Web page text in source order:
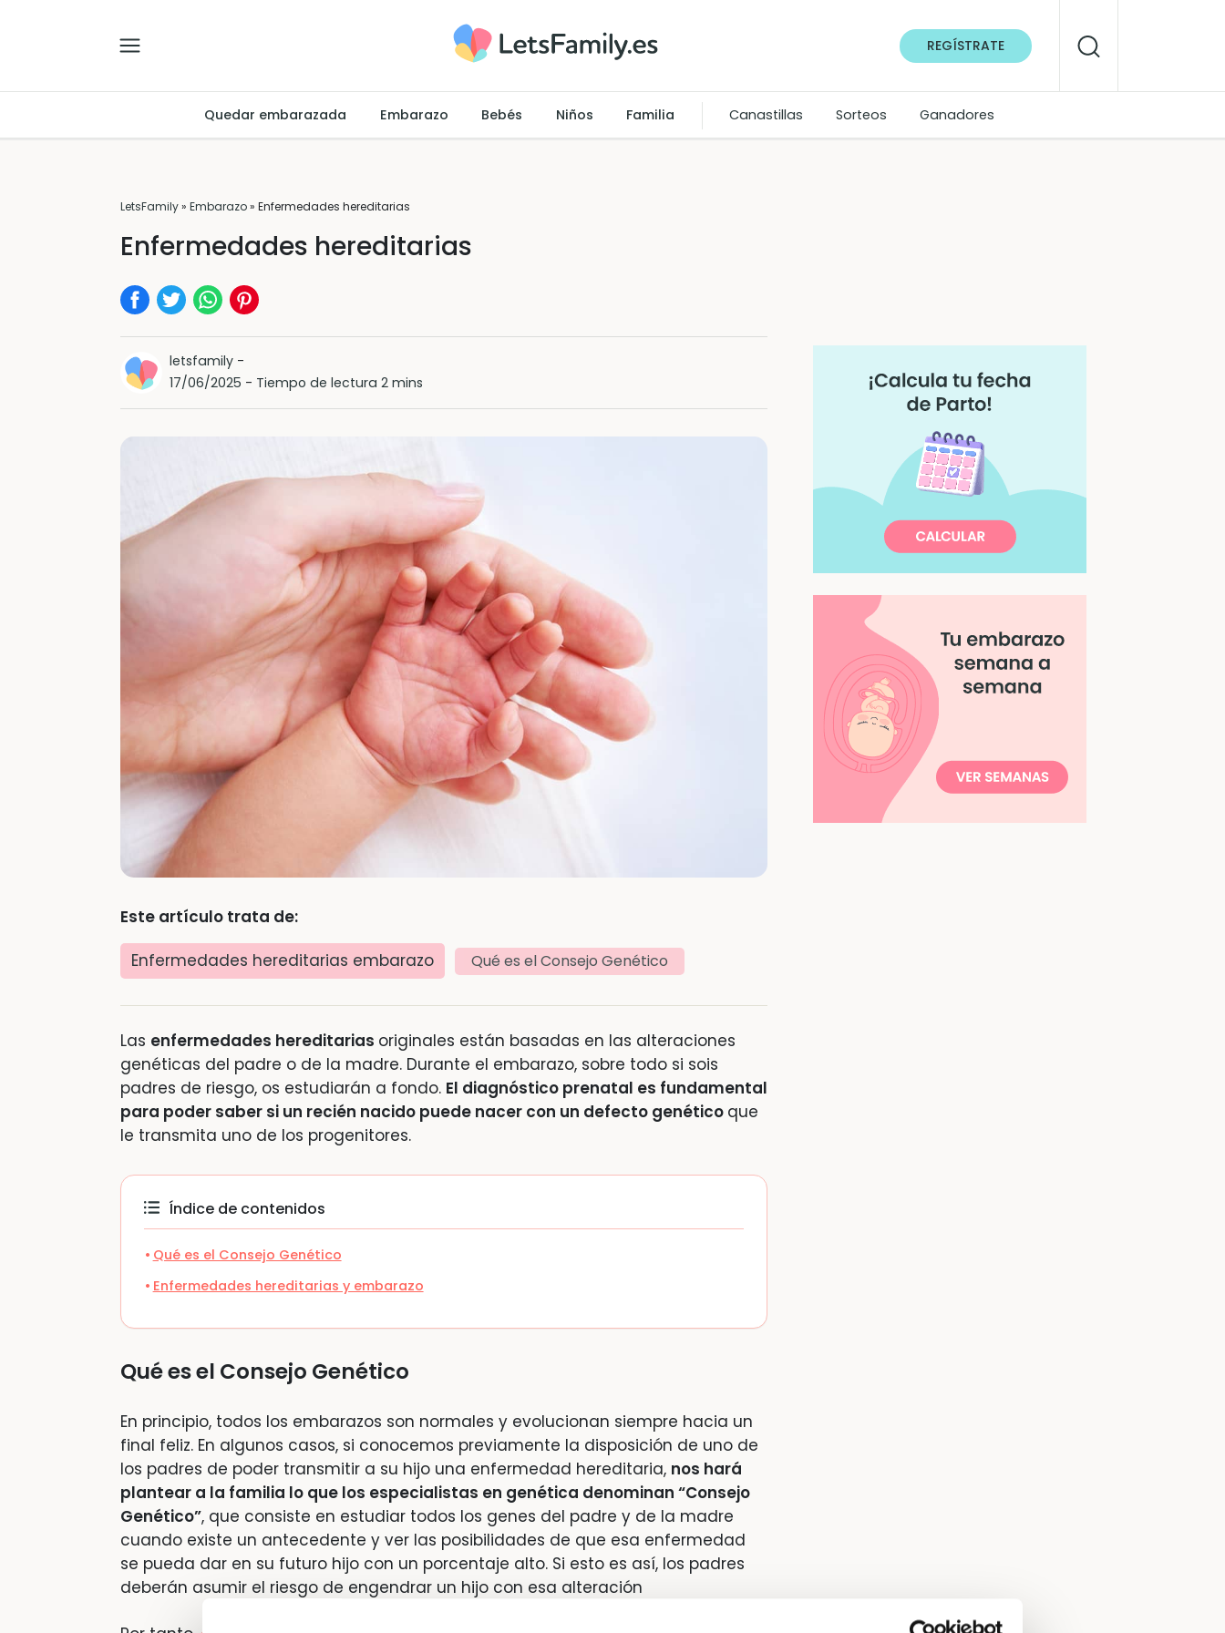
REGÍSTRATE
Quedar embarazada Embarazo Bebés Niños Familia Canastillas Sorteos Ganadores
LetsFamily» Embarazo» Enfermedades hereditarias
Enfermedades hereditarias
letsfamily -
17/06/2025 - Tiempo de lectura 2 mins
Este artículo trata de:
Enfermedades hereditarias embarazo
Qué es el Consejo Genético
Las enfermedades hereditarias originales están basadas en las alteraciones
genéticas del padre o de la madre. Durante el embarazo, sobre todo si sois
padres de riesgo, os estudiarán a fondo. El diagnóstico prenatal es fundamental
para poder saber si un recién nacido puede nacer con un defecto genético que
le transmita uno de los progenitores.
Índice de contenidos
Qué es el Consejo Genético
Enfermedades hereditarias y embarazo
Qué es el Consejo Genético
En principio, todos los embarazos son normales y evolucionan siempre hacia un
final feliz. En algunos casos, si conocemos previamente la disposición de uno de
los padres de poder transmitir a su hijo una enfermedad hereditaria, nos hará
plantear a la familia lo que los especialistas en genética denominan “Consejo
Genético”, que consiste en estudiar todos los genes del padre y de la madre
cuando existe un antecedente y ver las posibilidades de que esa enfermedad
se pueda dar en su futuro hijo con un porcentaje alto. Si esto es así, los padres
deberán asumir el riesgo de engendrar un hijo con esa alteración